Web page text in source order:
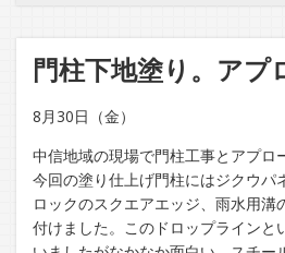
門柱下地塗り。アプ
8月30日（金）
中信地域の現場で門柱工事とアプロ
今回の塗り仕上げ門柱にはジクウパ
ロックのスクエアエッジ、雨水用溝
付けました。このドロップラインと